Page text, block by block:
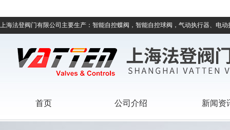
上海法登阀门有限公司主要生产：智能自控蝶阀，智能自控球阀，气动执行器、电
首页 公司介绍 新闻资